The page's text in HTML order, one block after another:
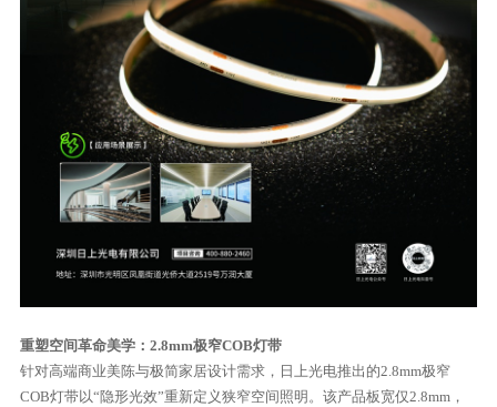
重塑空间革命美学：2.8mm极窄COB灯带
针对高端商业美陈与极简家居设计需求，日上光电推出的2.8mm极窄
COB灯带以“隐形光效”重新定义狭窄空间照明。该产品板宽仅2.8mm，